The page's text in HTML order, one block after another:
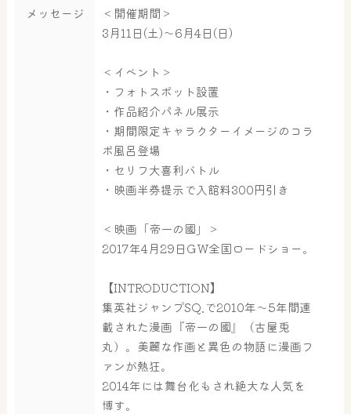
メッセージ
＜開催期間＞
3月11日(土)～6月4日(日)
＜イベント＞
・フォトスポット設置
・作品紹介パネル展示
・期間限定キャラクターイメージのコラ
ボ風呂登場
・セリフ大喜利バトル
・映画半券提示で入館料300円引き
＜映画「帝一の國」＞
2017年4月29日GW全国ロードショー。
【INTRODUCTION】
集英社ジャンプSQ.で2010年～5年間連
載された漫画『帝一の國』（古屋兎
丸）。美麗な作画と異色の物語に漫画フ
ァンが熱狂。
2014年には舞台化もされ絶大な人気を
博す。